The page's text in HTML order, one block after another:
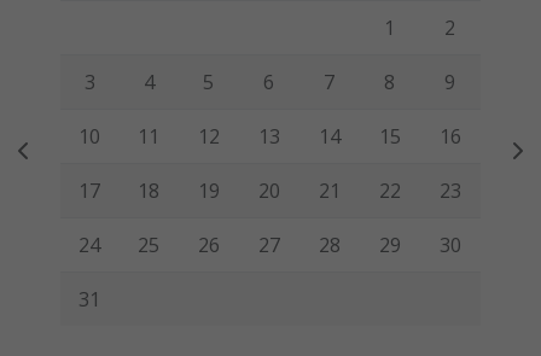
Viernes Sábado
1 2
3 4 5 6 7 8 9
10 11 12 13 14 15 16
17 18 19 20 21 22 23
24 25 26 27 28 29 30
31